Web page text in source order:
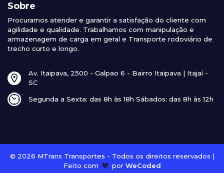
Sobre
Procuramos atender e garantir a satisfação do cliente com
agilidade e qualidade. Trabalhamos com manipulação e
armazenagem de carga em geral e Transporte rodoviário de
trecho curto e longo.
Av. Itaipava, 2500 - Galpao 6 - Bairro Itaipava | Itajaí -
SC
Segunda a Sexta: das 8h às 18h Sábados: das 8h às 12h
© 2026 MTrans Transportes - Todos os direitos reservados |
Feito com
por WeCoded